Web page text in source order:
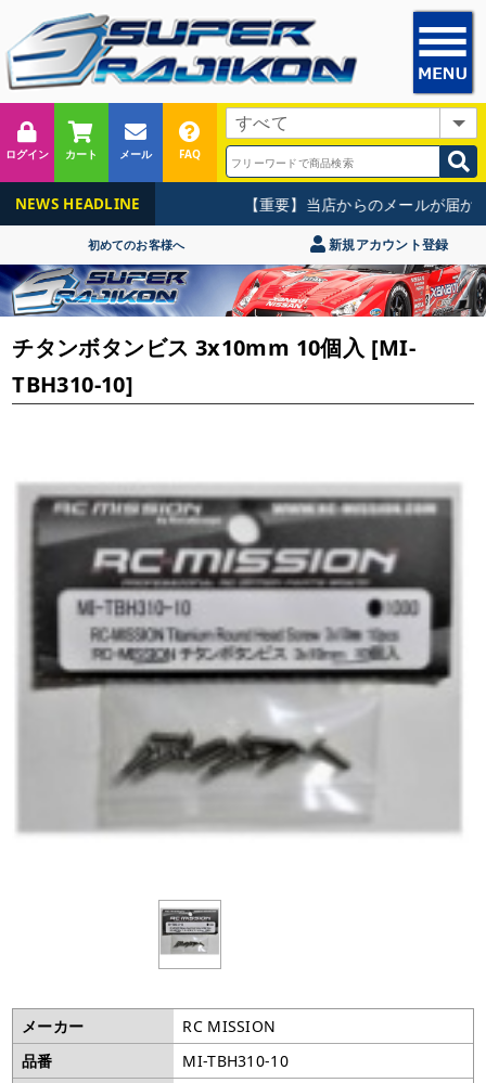
ログイン カート メール FAQ
NEWS HEADLINE 【重要】当店からのメールが届か
初めてのお客様へ 新規アカウント登録
チタンボタンビス 3x10mm 10個入 [MI-
TBH310-10]
メーカー
RC MISSION
品番
MI-TBH310-10